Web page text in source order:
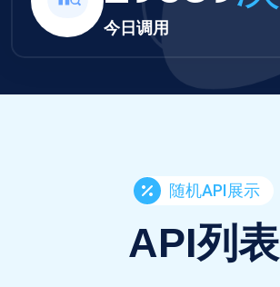
今日调用
随机API展示
API列表